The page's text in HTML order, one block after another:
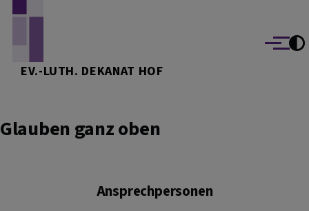
EV.-LUTH. DEKANAT HOF
Menü
Glauben ganz oben
Ansprechpersonen